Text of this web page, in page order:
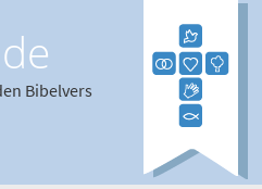
Bibelvers